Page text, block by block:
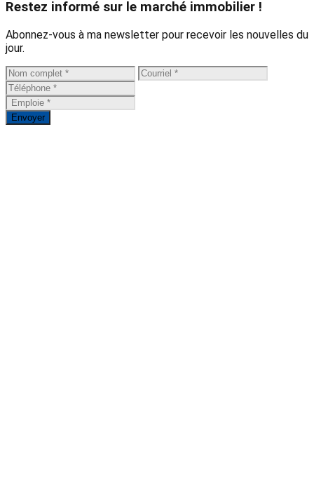
Restez informé sur le marché immobilier !
Abonnez-vous à ma newsletter pour recevoir les nouvelles du
jour.
Envoyer